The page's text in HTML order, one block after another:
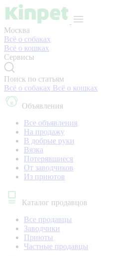
Москва
Всё о собаках
Всё о кошках
Сервисы
Поиск по статьям
Всё о собаках Всё о кошках
Объявления
Все объявления
На продажу
В добрые руки
Вязка
Потерявшиеся
От заводчиков
Из приютов
Каталог продавцов
Все продавцы
Заводчики
Приюты
Частные продавцы